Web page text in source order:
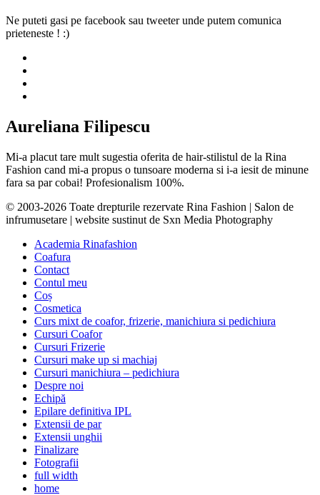
Ne puteti gasi pe facebook sau tweeter unde putem comunica
prieteneste ! :)
Aureliana Filipescu
Mi-a placut tare mult sugestia oferita de hair-stilistul de la Rina
Fashion cand mi-a propus o tunsoare moderna si i-a iesit de minune
fara sa par cobai! Profesionalism 100%.
© 2003-2026 Toate drepturile rezervate Rina Fashion | Salon de
infrumusetare | website sustinut de Sxn Media Photography
Academia Rinafashion
Coafura
Contact
Contul meu
Coș
Cosmetica
Curs mixt de coafor, frizerie, manichiura si pedichiura
Cursuri Coafor
Cursuri Frizerie
Cursuri make up si machiaj
Cursuri manichiura – pedichiura
Despre noi
Echipă
Epilare definitiva IPL
Extensii de par
Extensii unghii
Finalizare
Fotografii
full width
home